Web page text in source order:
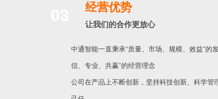
经营优势
让我们的合作更放心
中通智能一直秉承“质量、市场、规模、效益”的
信、专业、共赢”的经营理念
公司在产品上不断创新，坚持科技创新、科学管